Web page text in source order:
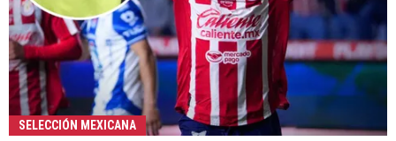
SELECCIÓN MEXICANA